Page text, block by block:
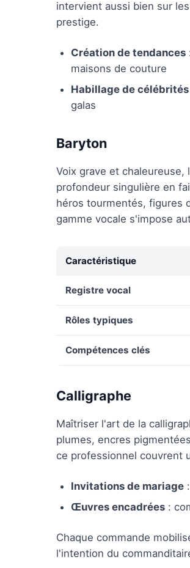
intervient aussi bien sur
prestige.
Création de tendances
maisons de couture
Habillage de célébrités
galas
Baryton
Voix grave et
profondeur singulière en
héros tourmentés, figures
gamme vocale s'impose
Caractéristique
Registre vocal
Rôles typiques
Compétences clés
Calligraphe
Maîtriser l'art de la
plumes, encres
ce professionnel couvrent
Invitations de mariage
Œuvres encadrées :
Chaque commande
l'intention du